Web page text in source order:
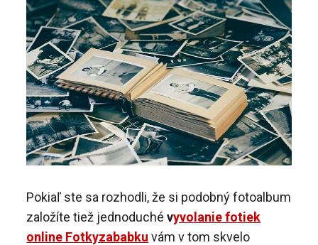
Pokiaľ ste sa rozhodli, že si podobný fotoalbum
založíte tiež jednoduchévyvolanie fotiek
online Fotkyzababku vám v tom skvelo